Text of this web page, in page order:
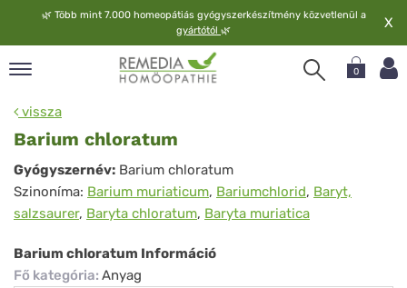
🌿 Több mint 7.000 homeopátiás gyógyszerkészítmény közvetlenül a
gyártótól 🌿 X
0
vissza
Barium chloratum
Barium
chloratum
Gyógyszernév: Barium chloratum
Szinoníma: Barium muriaticum, Bariumchlorid, Baryt,
salzsaurer, Baryta chloratum, Baryta muriatica
Barium chloratum Információ
Fő kategória: Anyag